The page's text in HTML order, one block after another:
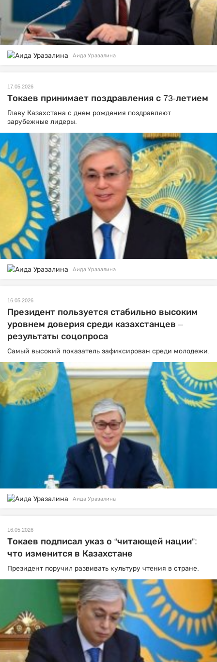
Аида Уразалина
17.05.2026
Токаев принимает поздравления с 73-летием
Главу Казахстана с днем рождения поздравляют
зарубежные лидеры.
Аида Уразалина
16.05.2026
Президент пользуется стабильно высоким
уровнем доверия среди казахстанцев –
результаты соцопроса
Самый высокий показатель зафиксирован среди молодежи.
Аида Уразалина
16.05.2026
Токаев подписал указ о “читающей нации”:
что изменится в Казахстане
Президент поручил развивать культуру чтения в стране.